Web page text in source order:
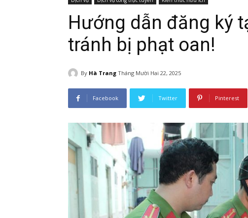
Hướng dẫn đăng ký
tránh bị phạt oan!
By Hà Trang Tháng Mười Hai 22, 2025
Facebook Twitter Pinterest